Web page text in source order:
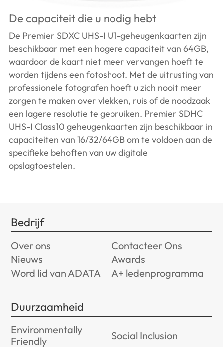
De capaciteit die u nodig hebt
De Premier SDXC UHS-I U1-geheugenkaarten zijn
beschikbaar met een hogere capaciteit van 64GB,
waardoor de kaart niet meer vervangen hoeft te
worden tijdens een fotoshoot. Met de uitrusting van
professionele fotografen hoeft u zich nooit meer
zorgen te maken over vlekken, ruis of de noodzaak
een lagere resolutie te gebruiken. Premier SDHC
UHS-I Class10 geheugenkaarten zijn beschikbaar in
capaciteiten van 16/32/64GB om te voldoen aan de
specifieke behoften van uw digitale
opslagtoestelen.
Bedrijf
Over ons
Contacteer Ons
Nieuws
Awards
Word lid van ADATA
A+ ledenprogramma
Duurzaamheid
Environmentally
Friendly
Social Inclusion